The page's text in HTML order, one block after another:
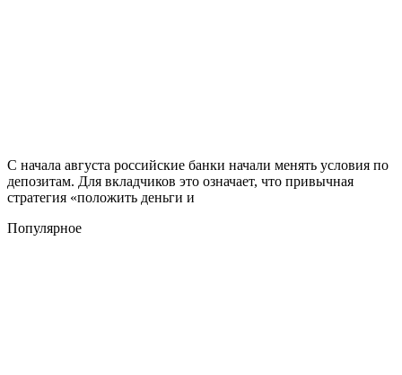
С начала августа российские банки начали менять условия по
депозитам. Для вкладчиков это означает, что привычная
стратегия «положить деньги и
Популярное